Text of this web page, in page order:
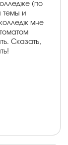
(по
темы и
мне
Сказать,